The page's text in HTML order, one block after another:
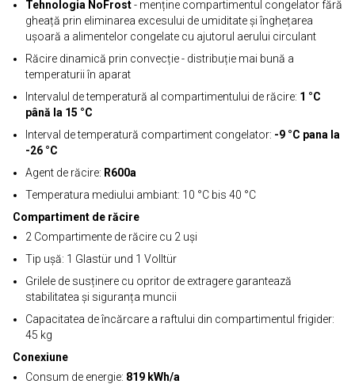
Tehnologia NoFrost- menține compartimentul congelator fără
gheață prin eliminarea excesului de umiditate și înghețarea
ușoară a alimentelor congelate cu ajutorul aerului circulant
Răcire dinamică prin convecție - distribuție mai bună a
temperaturii în aparat
Intervalul de temperatură al compartimentului de răcire: 1 °C
până la 15 °C
Interval de temperatură compartiment congelator: -9 °C pana la
-26 °C
Agent de răcire: R600a
Temperatura mediului ambiant: 10 °C bis 40 °C
Compartiment de răcire
2 Compartimente de răcire cu 2 uși
Tip ușă: 1 Glastür und 1 Volltür
Grilele de susținere cu opritor de extragere garantează
stabilitatea și siguranța muncii
Capacitatea de încărcare a raftului din compartimentul frigider:
45 kg
Conexiune
Consum de energie: 819 kWh/a